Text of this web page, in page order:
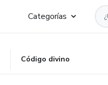
Categorías
Código divino